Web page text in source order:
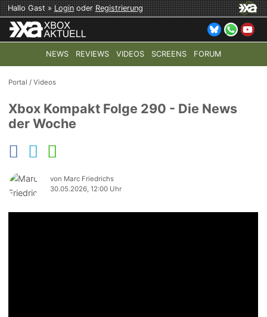
Hallo Gast »LoginoderRegistrierung
NEWS REVIEWS VIDEOS SCREENS FORUM
TOP-THEMEN: COD: MODERN WARFARE 4 HALO:
Portal /Videos
Xbox Kompakt Folge 290 - Die News
der Woche
von Marc Friedrichs
30.05.2026, 12:00 Uhr